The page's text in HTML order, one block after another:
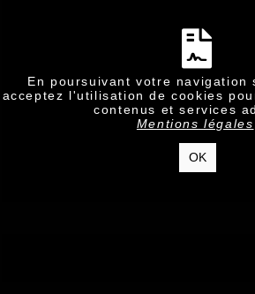
En poursuivant votre navigation
acceptez l'utilisation de cookies
contenus et services
Mentions légales
OK